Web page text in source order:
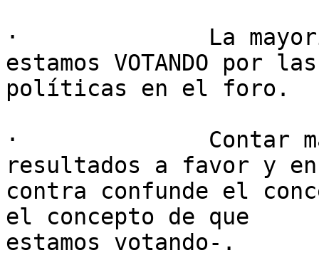
·              La
estamos VOTANDO por las
políticas en el foro.
·              Contar
resultados a favor y en
contra confunde el
el concepto de que
estamos votando-.